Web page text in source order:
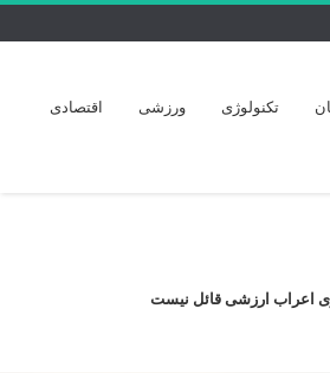
تکنولوژی ورزشی اقتصادی
اعراب ارزشی قائل نیست